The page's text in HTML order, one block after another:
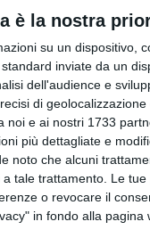
è la nostra
su un dispositivo,
inviate da un
dell'audience e
di
noi e ai nostri 1733
più dettagliate e
noto che alcuni
tale trattamento. Le
o revocare il
in fondo alla pagina
di
e 19
Chiarulli, legale
la bonifica
Tecnico
direttore dei
urbano
l'ing.